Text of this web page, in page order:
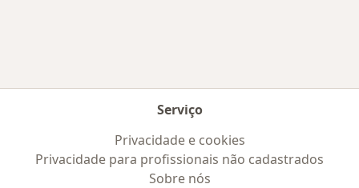
Serviço
Privacidade e cookies
Privacidade para profissionais não cadastrados
Sobre nós